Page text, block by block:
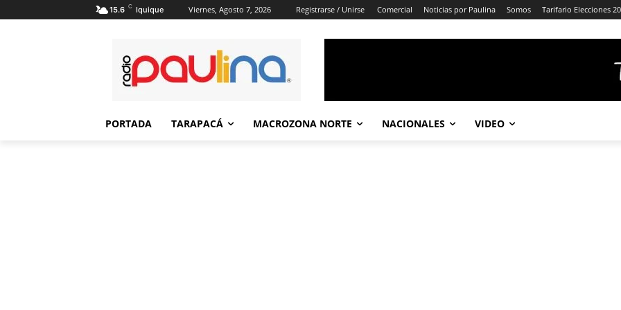
15.6 C Iquique Viernes, Agosto 7, 2026 Registrarse / Unirse Comercial Noticias por Paulina Somos Tarifario Elecciones
PORTADA TARAPACÁ MACROZONA NORTE NACIONALES VIDEO